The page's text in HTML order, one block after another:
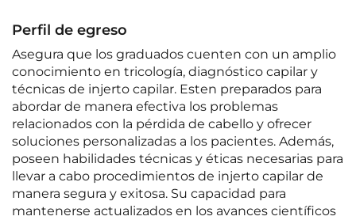
Perfil de egreso
Asegura que los graduados cuenten con un amplio
conocimiento en tricología, diagnóstico capilar y
técnicas de injerto capilar. Esten preparados para
abordar de manera efectiva los problemas
relacionados con la pérdida de cabello y ofrecer
soluciones personalizadas a los pacientes. Además,
poseen habilidades técnicas y éticas necesarias para
llevar a cabo procedimientos de injerto capilar de
manera segura y exitosa. Su capacidad para
mantenerse actualizados en los avances científicos